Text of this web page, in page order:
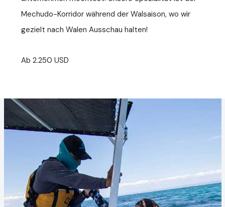
Mechudo-Korridor während der Walsaison, wo wir
gezielt nach Walen Ausschau halten!
Ab 2.250 USD